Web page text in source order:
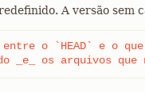
A versão sem
entre o `HEAD` e o
_e_ os arquivos que